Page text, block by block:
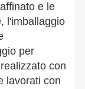
e le
l'imballaggio
per
con
lavorati con